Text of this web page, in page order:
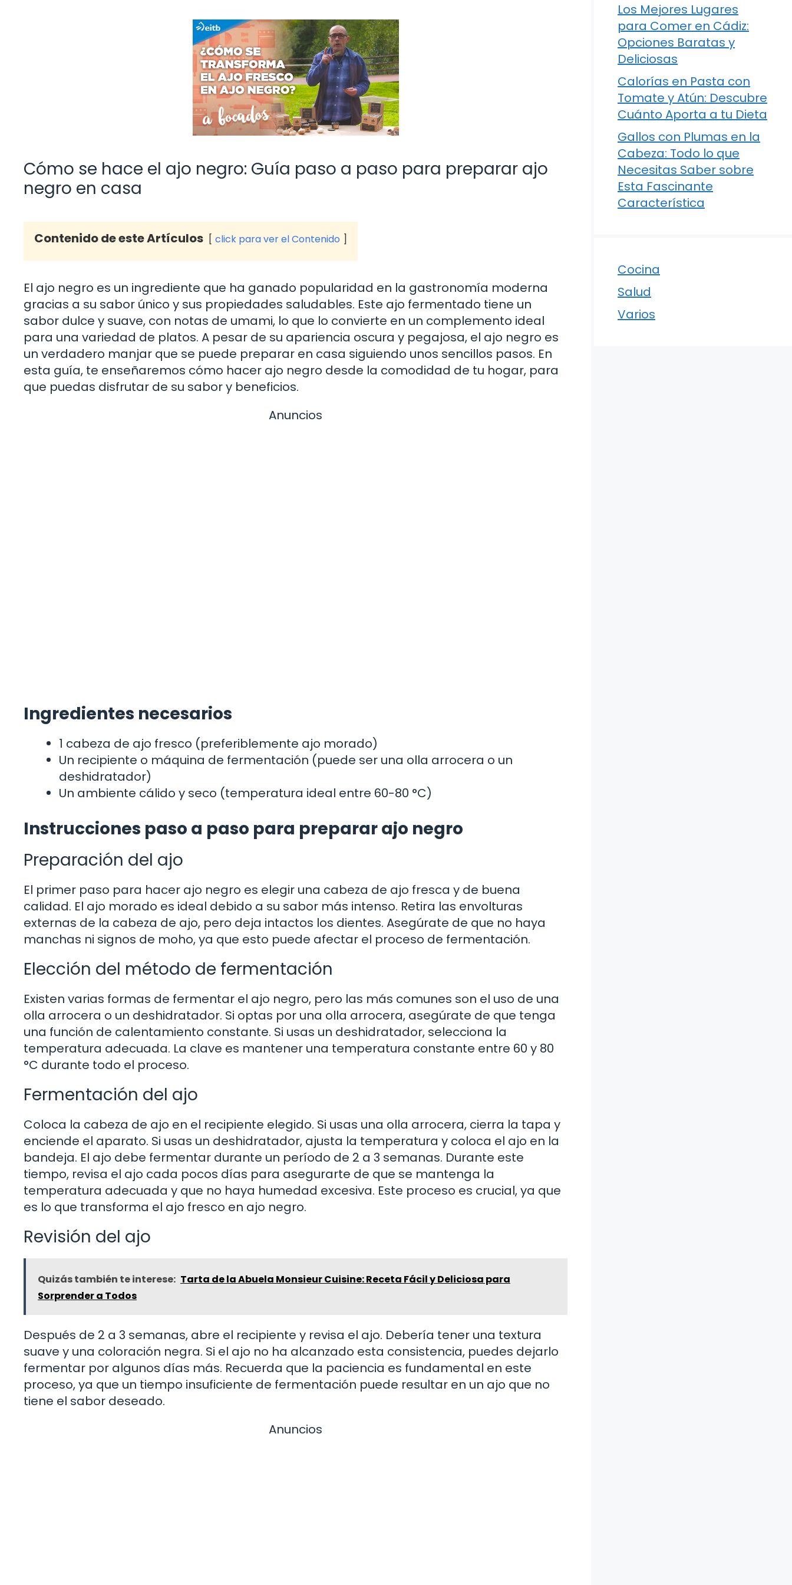
Cómo se hace el ajo negro: Guía paso a paso para preparar ajo
negro en casa
Contenido de este Artículos click para ver el Contenido
El ajo negro es un ingrediente que ha ganado popularidad en la gastronomía moderna
gracias a su sabor único y sus propiedades saludables. Este ajo fermentado tiene un
sabor dulce y suave, con notas de umami, lo que lo convierte en un complemento ideal
para una variedad de platos. A pesar de su apariencia oscura y pegajosa, el ajo negro es
un verdadero manjar que se puede preparar en casa siguiendo unos sencillos pasos. En
esta guía, te enseñaremos cómo hacer ajo negro desde la comodidad de tu hogar, para
que puedas disfrutar de su sabor y beneficios.
Anuncios
Ingredientes necesarios
1 cabeza de ajo fresco (preferiblemente ajo morado)
Un recipiente o máquina de fermentación (puede ser una olla arrocera o un
deshidratador)
Un ambiente cálido y seco (temperatura ideal entre 60-80 °C)
Instrucciones paso a paso para preparar ajo negro
Preparación del ajo
El primer paso para hacer ajo negro es elegir una cabeza de ajo fresca y de buena
calidad. El ajo morado es ideal debido a su sabor más intenso. Retira las envolturas
externas de la cabeza de ajo, pero deja intactos los dientes. Asegúrate de que no haya
manchas ni signos de moho, ya que esto puede afectar el proceso de fermentación.
Elección del método de fermentación
Existen varias formas de fermentar el ajo negro, pero las más comunes son el uso de una
olla arrocera o un deshidratador. Si optas por una olla arrocera, asegúrate de que tenga
una función de calentamiento constante. Si usas un deshidratador, selecciona la
temperatura adecuada. La clave es mantener una temperatura constante entre 60 y 80
°C durante todo el proceso.
Fermentación del ajo
Coloca la cabeza de ajo en el recipiente elegido. Si usas una olla arrocera, cierra la tapa y
enciende el aparato. Si usas un deshidratador, ajusta la temperatura y coloca el ajo en la
bandeja. El ajo debe fermentar durante un período de 2 a 3 semanas. Durante este
tiempo, revisa el ajo cada pocos días para asegurarte de que se mantenga la
temperatura adecuada y que no haya humedad excesiva. Este proceso es crucial, ya que
es lo que transforma el ajo fresco en ajo negro.
Revisión del ajo
Quizás también te interese: Tarta de la Abuela Monsieur Cuisine: Receta Fácil y Deliciosa para
Sorprender a Todos
Después de 2 a 3 semanas, abre el recipiente y revisa el ajo. Debería tener una textura
suave y una coloración negra. Si el ajo no ha alcanzado esta consistencia, puedes dejarlo
fermentar por algunos días más. Recuerda que la paciencia es fundamental en este
proceso, ya que un tiempo insuficiente de fermentación puede resultar en un ajo que no
tiene el sabor deseado.
Anuncios
Los Mejores Lugares
para Comer en Cádiz:
Opciones Baratas y
Deliciosas
Calorías en Pasta con
Tomate y Atún: Descubre
Cuánto Aporta a tu Dieta
Gallos con Plumas en la
Cabeza: Todo lo que
Necesitas Saber sobre
Esta Fascinante
Característica
Cocina
Salud
Varios